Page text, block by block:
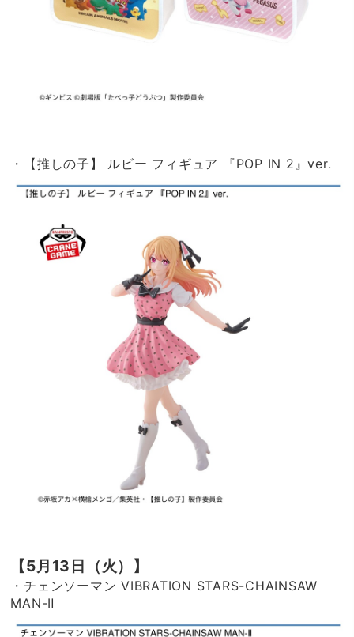
・【推しの子】 ルビー フィギュア 『POP IN 2』ver.
【5月13日（火）】
・チェンソーマン VIBRATION STARS-CHAINSAW
MAN-Ⅱ